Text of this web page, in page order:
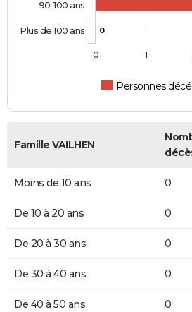
0
Personnes
90-100 ans
Plus de 100 ans
0 1
Famille VAILHEN
Moins de 10 ans 0
De 10 à 20 ans 0
De 20 à 30 ans 0
De 30 à 40 ans 0
De 40 à 50 ans 0